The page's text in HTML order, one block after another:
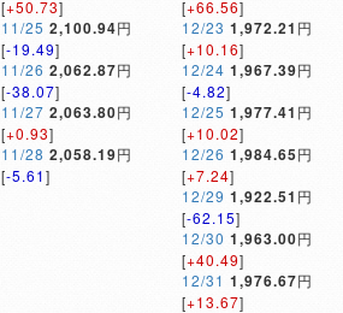
[+50.73]
11/25 2,100.94円
[-19.49]
11/26 2,062.87円
[-38.07]
11/27 2,063.80円
[+0.93]
11/28 2,058.19円
[-5.61]
[+66.56]
12/23 1,972.21 円
[+10.16]
12/24 1,967.39円
[-4.82]
12/25 1,977.41 円
[+10.02]
12/26 1,984.65円
[+7.24]
12/29 1,922.51 円
[-62.15]
12/30 1,963.00円
[+40.49]
12/31 1,976.67円
[+13.67]